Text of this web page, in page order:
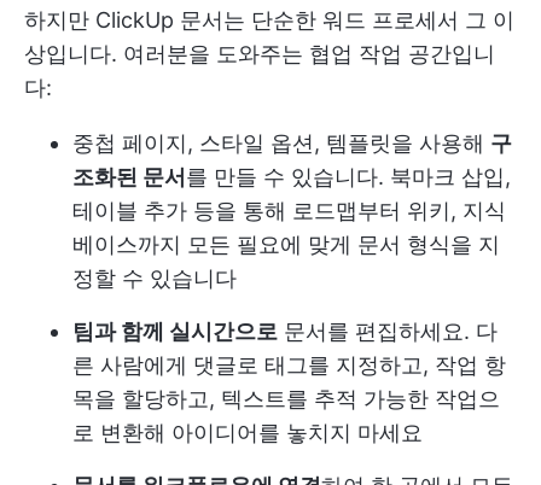
하지만 ClickUp 문서는 단순한 워드 프로세서 그 이
상입니다. 여러분을 도와주는 협업 작업 공간입니
다:
중첩 페이지, 스타일 옵션, 템플릿을 사용해 구
조화된 문서 를 만들 수 있습니다. 북마크 삽입,
테이블 추가 등을 통해 로드맵부터 위키, 지식
베이스까지 모든 필요에 맞게 문서 형식을 지
정할 수 있습니다
팀과 함께 실시간으로 문서를 편집하세요. 다
른 사람에게 댓글로 태그를 지정하고, 작업 항
목을 할당하고, 텍스트를 추적 가능한 작업으
로 변환해 아이디어를 놓치지 마세요